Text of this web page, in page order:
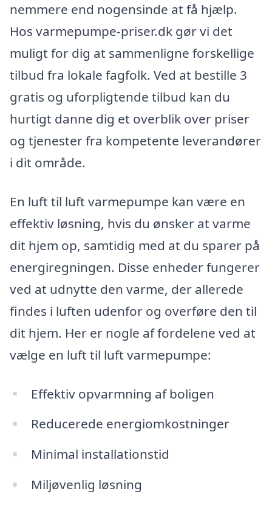
nemmere end nogensinde at få hjælp.
Hos varmepumpe-priser.dk gør vi det
muligt for dig at sammenligne forskellige
tilbud fra lokale fagfolk. Ved at bestille 3
gratis og uforpligtende tilbud kan du
hurtigt danne dig et overblik over priser
og tjenester fra kompetente leverandører
i dit område.
En luft til luft varmepumpe kan være en
effektiv løsning, hvis du ønsker at varme
dit hjem op, samtidig med at du sparer på
energiregningen. Disse enheder fungerer
ved at udnytte den varme, der allerede
findes i luften udenfor og overføre den til
dit hjem. Her er nogle af fordelene ved at
vælge en luft til luft varmepumpe:
Effektiv opvarmning af boligen
Reducerede energiomkostninger
Minimal installationstid
Miljøvenlig løsning